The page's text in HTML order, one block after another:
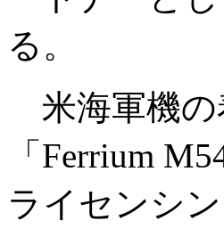
る。
米海軍機の
「Ferrium
ライセンシ